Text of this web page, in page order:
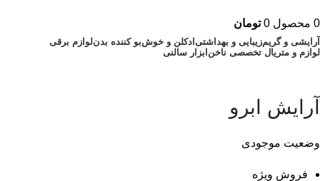
0 محصول 0 تومان
آرایشی و گریمزیبایی و بهداشتی ادکلن و خوش‌بو کننده بدنلوازم برقی
لوازم و متریال تخصصی ناخن ابزار سالنی
آرایش ابرو
وضعیت موجودی
فروش ویژه